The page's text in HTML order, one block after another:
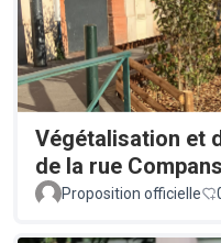
Végétalisation et
de la rue Compans
Proposition officielle